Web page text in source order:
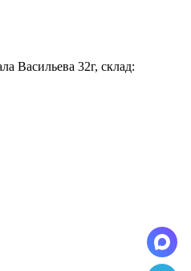
Васильева 32г, склад: